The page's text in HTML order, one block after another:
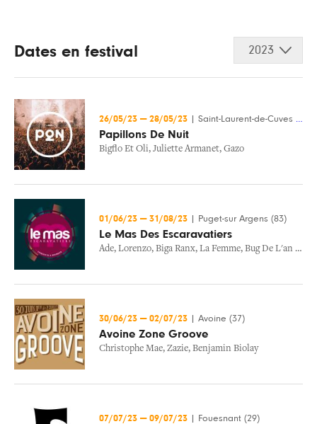
Dates en festival 2023
26/05/23 — 28/05/23 Saint-Laurent-de-Cuves (50)
Papillons De Nuit
Bigflo Et Oli, Juliette Armanet, Gazo
01/06/23 — 31/08/23 Puget-sur Argens (83)
Le Mas Des Escaravatiers
Ade, Lorenzo, Biga Ranx, La Femme, Bug De L'an 2000
30/06/23 — 02/07/23 Avoine (37)
Avoine Zone Groove
Christophe Mae, Zazie, Benjamin Biolay
07/07/23 — 09/07/23 Fouesnant (29)